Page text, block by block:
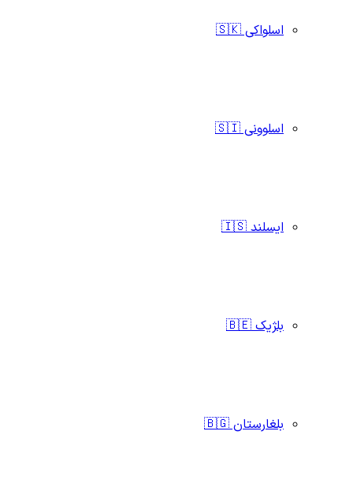
اسلواکی 🇸🇰
اسلوونی 🇸🇮
ایسلند 🇮🇸
بلژیک 🇧🇪
بلغارستان 🇧🇬